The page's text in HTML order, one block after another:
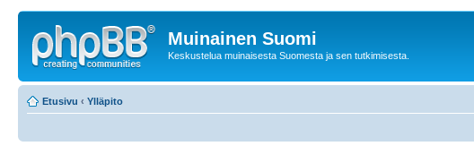
Muinainen Suomi
Keskustelua muinaisesta Suomesta ja sen tutkimisesta.
Etusivu ‹ Ylläpito